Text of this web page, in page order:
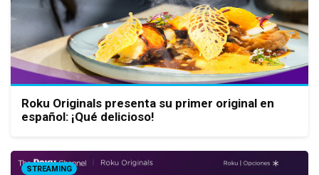
Roku Originals presenta su primer original en
español: ¡Qué delicioso!
STREAMING